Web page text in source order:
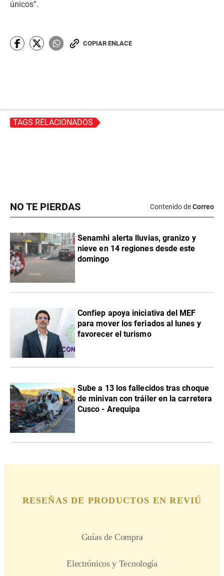
NO TE PIERDAS Contenido deCorreo
Senamhi alerta lluvias, granizo y
nieve en 14 regiones desde este
domingo
Confiep apoya iniciativa del MEF
para mover los feriados al lunes y
favorecer el turismo
Sube a 13 los fallecidos tras choque
de minivan con tráiler en la carretera
Cusco - Arequipa